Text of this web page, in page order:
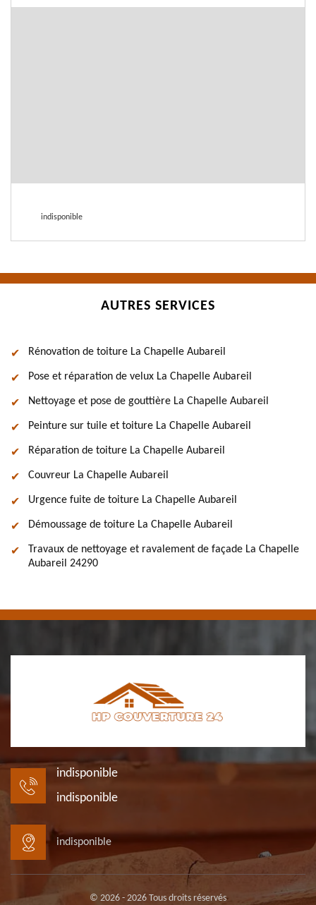
indisponible
AUTRES SERVICES
Rénovation de toiture La Chapelle Aubareil
Pose et réparation de velux La Chapelle Aubareil
Nettoyage et pose de gouttière La Chapelle Aubareil
Peinture sur tuile et toiture La Chapelle Aubareil
Réparation de toiture La Chapelle Aubareil
Couvreur La Chapelle Aubareil
Urgence fuite de toiture La Chapelle Aubareil
Démoussage de toiture La Chapelle Aubareil
Travaux de nettoyage et ravalement de façade La Chapelle
Aubareil 24290
indisponible
indisponible
indisponible
© 2026 - 2026 Tous droits réservés